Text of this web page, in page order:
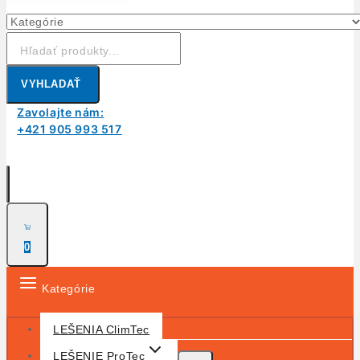
VYHLADAŤ
Zavolajte nám:
+421 905 993 517
0
Kategórie
LEŠENIA ClimTec
LEŠENIE ProTec